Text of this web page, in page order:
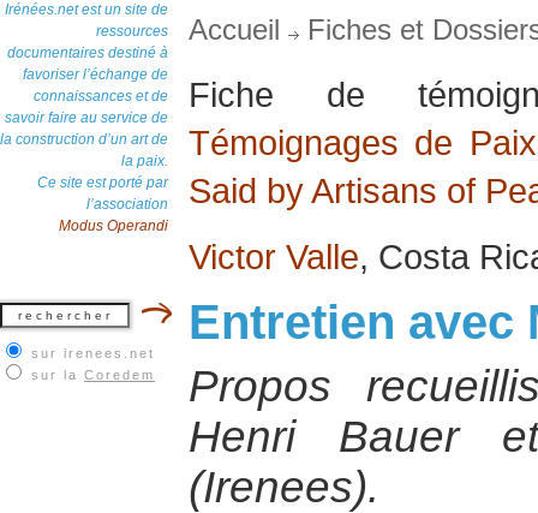
Irénées.net est un site de
ressources
documentaires destiné à
favoriser l’échange de
connaissances et de
savoir faire au service de
la construction d’un art de
la paix.
Ce site est porté par
l’association
Modus Operandi
sur irenees.net
sur la Coredem
Accueil Fiches et
Fiche de
Témoignages de
Said by Artisans of
Victor Valle, Costa
Entretien avec
Propos
Henri Bauer
(Irenees).